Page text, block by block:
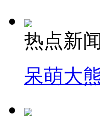
热点新闻
呆萌大